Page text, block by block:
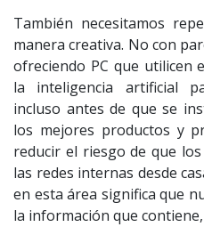
También necesitamos
manera creativa. No con
ofreciendo PC que utilicen
la inteligencia artificial
incluso antes de que se
los mejores productos y
reducir el riesgo de que
las redes internas desde
en esta área significa que
la información que